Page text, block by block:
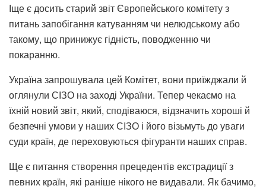
Іще є досить старий звіт Європейського комітету з
питань запобігання катуванням чи нелюдському або
такому, що принижує гідність, поводженню чи
покаранню.
Україна запрошувала цей Комітет, вони приїжджали й
оглянули СІЗО на заході України. Тепер чекаємо на
їхній новий звіт, який, сподіваюся, відзначить хороші й
безпечні умови у наших СІЗО і його візьмуть до уваги
суди країн, де переховуються фігуранти наших справ.
Ще є питання створення прецедентів екстрадиції з
певних країн, які раніше нікого не видавали. Як бачимо,